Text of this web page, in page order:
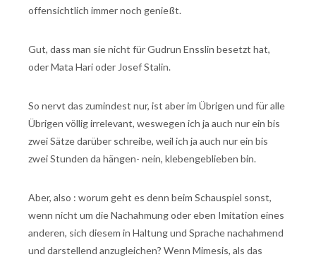
offensichtlich immer noch genießt.
Gut, dass man sie nicht für Gudrun Ensslin besetzt hat,
oder Mata Hari oder Josef Stalin.
So nervt das zumindest nur, ist aber im Übrigen und für alle
Übrigen völlig irrelevant, weswegen ich ja auch nur ein bis
zwei Sätze darüber schreibe, weil ich ja auch nur ein bis
zwei Stunden da hängen- nein, klebengeblieben bin.
Aber, also : worum geht es denn beim Schauspiel sonst,
wenn nicht um die Nachahmung oder eben Imitation eines
anderen, sich diesem in Haltung und Sprache nachahmend
und darstellend anzugleichen? Wenn Mimesis, als das